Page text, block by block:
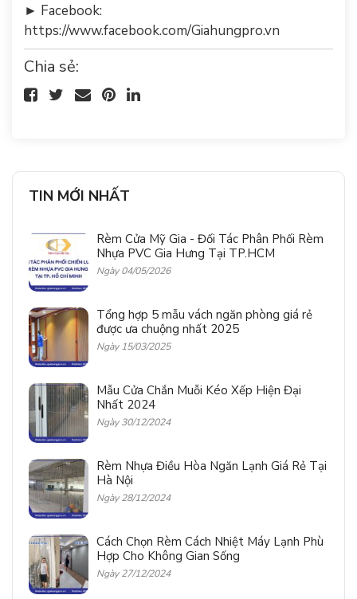
► Facebook:
https://www.facebook.com/Giahungpro.vn
Chia sẻ:
TIN MỚI NHẤT
Rèm Cửa Mỹ Gia - Đối Tác Phân Phối Rèm
Nhựa PVC Gia Hưng Tại TP.HCM
Ngày 04/05/2026
Tổng hợp 5 mẫu vách ngăn phòng giá rẻ
được ưa chuộng nhất 2025
Ngày 15/03/2025
Mẫu Cửa Chắn Muỗi Kéo Xếp Hiện Đại
Nhất 2024
Ngày 30/12/2024
Rèm Nhựa Điều Hòa Ngăn Lạnh Giá Rẻ Tại
Hà Nội
Ngày 28/12/2024
Cách Chọn Rèm Cách Nhiệt Máy Lạnh Phù
Hợp Cho Không Gian Sống
Ngày 27/12/2024